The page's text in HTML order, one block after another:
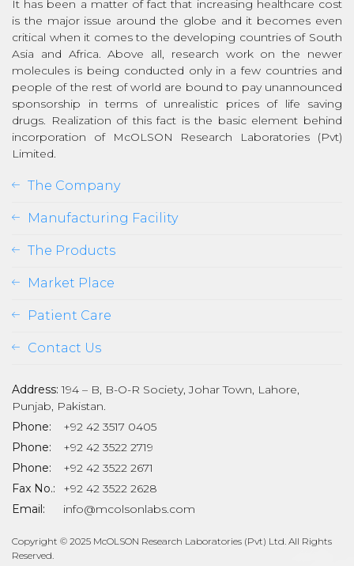
It has been a matter of fact that increasing healthcare cost
is the major issue around the globe and it becomes even
critical when it comes to the developing countries of South
Asia and Africa. Above all, research work on the newer
molecules is being conducted only in a few countries and
people of the rest of world are bound to pay unannounced
sponsorship in terms of unrealistic prices of life saving
drugs. Realization of this fact is the basic element behind
incorporation of McOLSON Research Laboratories (Pvt)
Limited.
The Company
Manufacturing Facility
The Products
Market Place
Patient Care
Contact Us
Address: 194 – B, B-O-R Society, Johar Town, Lahore,
Punjab, Pakistan.
Phone:
+92 42 3517 0405
Phone:
+92 42 3522 2719
Phone:
+92 42 3522 2671
Fax No.:
+92 42 3522 2628
Email:
info@mcolsonlabs.com
Copyright © 2025 McOLSON Research Laboratories (Pvt) Ltd. All Rights
Reserved.